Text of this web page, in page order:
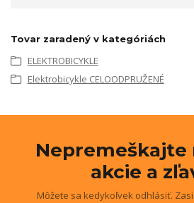
Tovar zaradený v kategóriách
ELEKTROBICYKLE
Elektrobicykle CELOODPRUŽENÉ
Nepremeškajte
akcie a
Môžete sa kedykoľvek odhlásiť.